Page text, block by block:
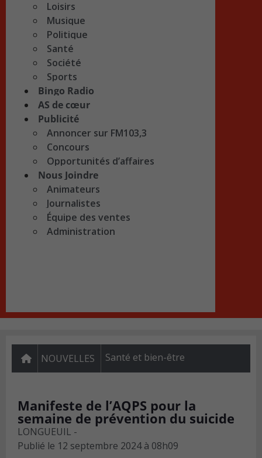
Loisirs
Musique
Politique
Santé
Société
Sports
Bingo Radio
AS de cœur
Publicité
Annoncer sur FM103,3
Concours
Opportunités d’affaires
Nous Joindre
Animateurs
Journalistes
Équipe des ventes
Administration
NOUVELLES Santé et bien-être
Manifeste de l’AQPS pour la
semaine de prévention du suicide
LONGUEUIL -
Publié le 12 septembre 2024 à 08h09